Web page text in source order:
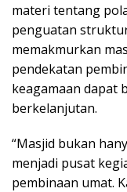
materi tentang
penguatan
memakmurkan
pendekatan
keagamaan dapat
berkelanjutan.
“Masjid bukan
menjadi pusat
pembinaan umat.